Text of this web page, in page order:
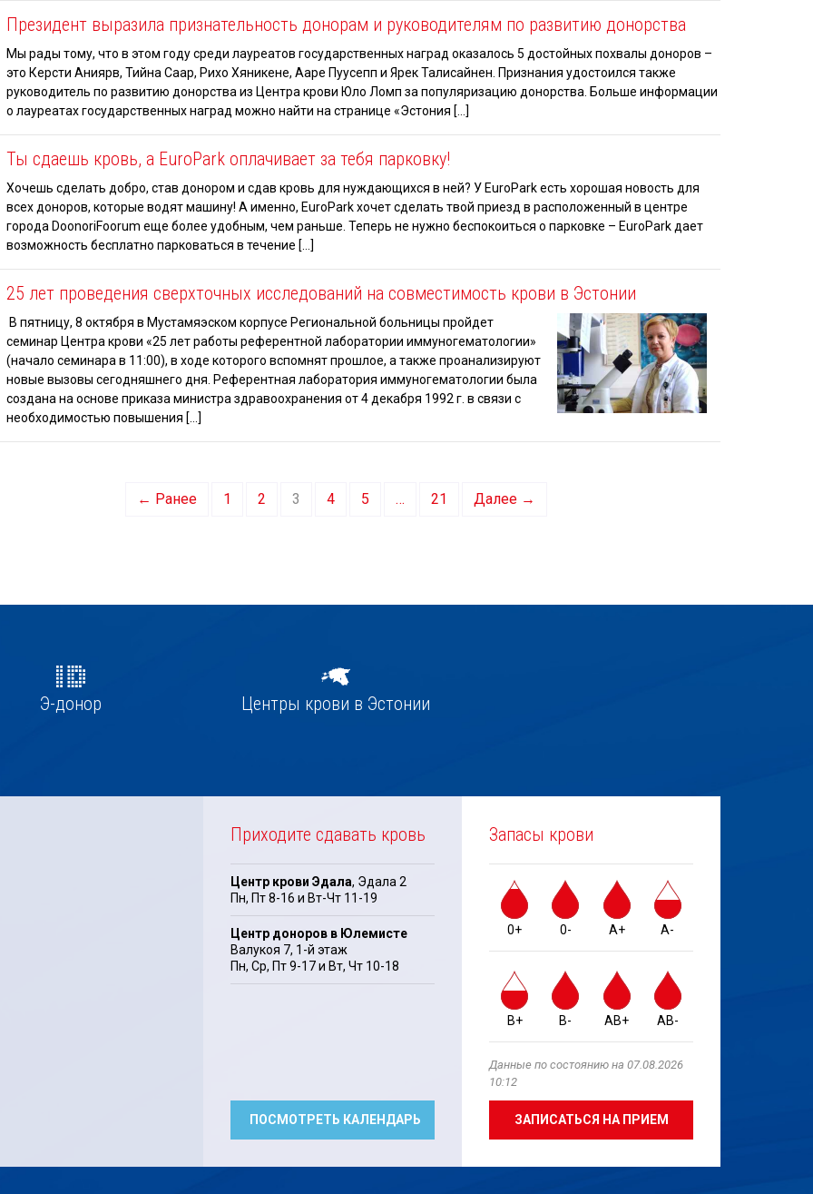
Президент выразила признательность донорам и руководителям по развитию донорства
Мы рады тому, что в этом году среди лауреатов государственных наград оказалось 5 достойных похвалы доноров –
это Керсти Аниярв, Тийна Саар, Рихо Хяникене, Ааре Пуусепп и Ярек Талисайнен. Признания удостоился также
руководитель по развитию донорства из Центра крови Юло Ломп за популяризацию донорства. Больше информации
о лауреатах государственных наград можно найти на странице «Эстония […]
Ты сдаешь кровь, а EuroPark оплачивает за тебя парковку!
Хочешь сделать добро, став донором и сдав кровь для нуждающихся в ней? У EuroPark есть хорошая новость для
всех доноров, которые водят машину! А именно, EuroPark хочет сделать твой приезд в расположенный в центре
города DoonoriFoorum еще более удобным, чем раньше. Теперь не нужно беспокоиться о парковке – EuroPark дает
возможность бесплатно парковаться в течение […]
25 лет проведения сверхточных исследований на совместимость крови в Эстонии
В пятницу, 8 октября в Мустамяэском корпусе Региональной больницы пройдет
семинар Центра крови «25 лет работы референтной лаборатории иммуногематологии»
(начало семинара в 11:00), в ходе которого вспомнят прошлое, а также проанализируют
новые вызовы сегодняшнего дня. Референтная лаборатория иммуногематологии была
создана на основе приказа министра здравоохранения от 4 декабря 1992 г. в связи с
необходимостью повышения […]
← Ранее 1 2 3 4 5 … 21 Далее →
Э-донор Центры крови в Эстонии
Приходите сдавать кровь
Центр крови Эдала, Эдала 2
Пн, Пт 8-16 и Вт-Чт 11-19
Центр доноров в Юлемисте
Валукоя 7, 1-й этаж
Пн, Cp, Пт 9-17 и Bт, Чт 10-18
ПОСМОТРЕТЬ КАЛЕНДАРЬ
Запасы крови
0+ 0- A+ A-
B+ B- AB+ AB-
Данные по состоянию на 07.08.2026
10:12
ЗАПИСАТЬСЯ НА ПРИЕМ